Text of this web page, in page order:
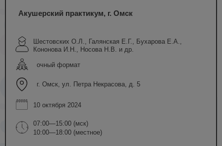
Акушерский практикум, г. Омск
Шестовских О.Л., Галянская Е.Г., Бухарова Е.А.,
Кононова И.Н., Носова Н.В. и др.
очный формат
г. Омск, ул. Петра Некрасова, д. 5
10 октября 2024
07:00—15:00 (мск)
10:00—18:00 (местное)